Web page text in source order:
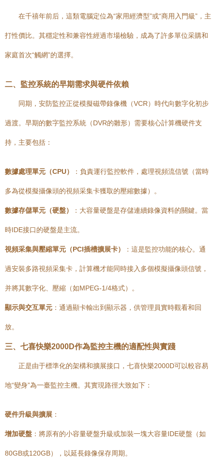
在千禧年前后，這類電腦定位為“家用經濟型”或“商用入門級”，主
打性價比。其穩定性和兼容性經過市場檢驗，成為了許多單位采購和
家庭首次“觸網”的選擇。
二、監控系統的早期需求與硬件依賴
同期，安防監控正從模擬磁帶錄像機（VCR）時代向數字化初步
過渡。早期的數字監控系統（DVR的雛形）需要核心計算機硬件支
持，主要包括：
數據處理單元（CPU） ：負責運行監控軟件，處理視頻流信號（當時
多為從模擬攝像頭的視頻采集卡獲取的壓縮數據）。
數據存儲單元（硬盤） ：大容量硬盤是存儲連續錄像資料的關鍵。當
時IDE接口的硬盤是主流。
視頻采集與壓縮單元（PCI插槽擴展卡） ：這是監控功能的核心。通
過安裝多路視頻采集卡，計算機才能同時接入多個模擬攝像頭信號，
并將其數字化、壓縮（如MPEG-1/4格式）。
顯示與交互單元 ：通過顯卡輸出到顯示器，供管理員實時觀看和回
放。
三、七喜快樂2000D作為監控主機的適配性與實踐
正是由于標準化的架構和擴展接口，七喜快樂2000D可以較容易
地“變身”為一臺監控主機。其實現路徑大致如下：
硬件升級與擴展 ：
增加硬盤 ：將原有的小容量硬盤升級或加裝一塊大容量IDE硬盤（如
80GB或120GB），以延長錄像保存周期。